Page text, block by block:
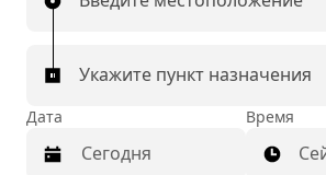
Укажите пункт назначения
Дата Время